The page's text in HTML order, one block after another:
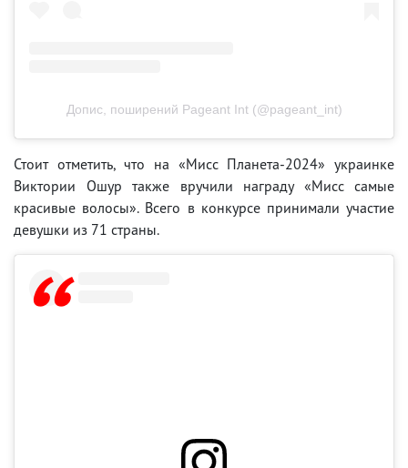
Допис, поширений Pageant Int (@pageant_int)
Стоит отметить, что на «Мисс Планета-2024» украинке
Виктории Ошур также вручили награду «Мисс самые
красивые волосы». Всего в конкурсе принимали участие
девушки из 71 страны.